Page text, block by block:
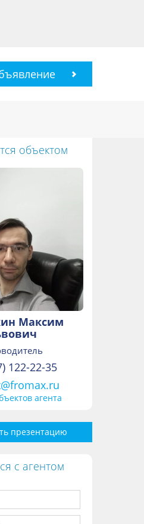
объектом
Максим
122-22-35
агента
презентацию
с агентом